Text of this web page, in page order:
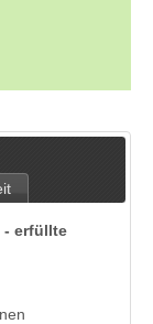
- erfüllte